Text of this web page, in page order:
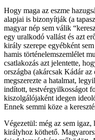
Hogy maga az eszme
alapjai is bizonyítják (a
magyar nép sem válik
egy uralkodó vallást és azt
király szerepe egyébként
hamis történelemszemlélet
csatlakozás azt jelentette,
országba (akárcsak Kádár
megszerezte a hatalmat,
indított, testvérgyilkosságot
kiszolgálójaként idegen
Ennek semmi köze a
Végezetül: még az sem
királyhoz köthető.